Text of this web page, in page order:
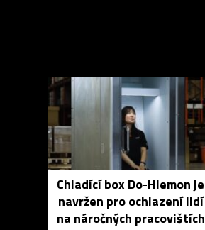
Chladící box Do-Hiemon je
navržen pro ochlazení lidí
na náročných pracovištích